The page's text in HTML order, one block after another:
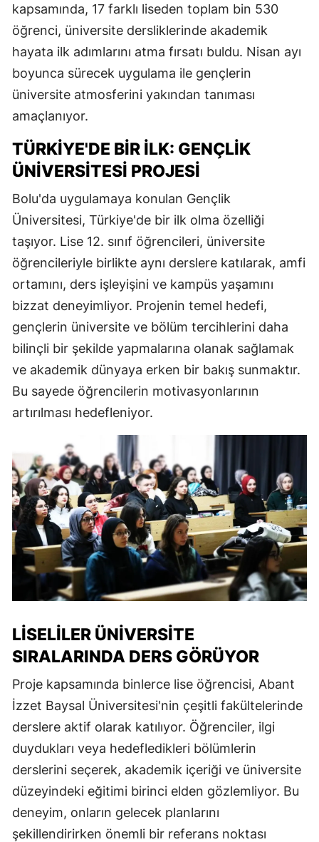
kapsamında, 17 farklı liseden toplam bin 530
öğrenci, üniversite dersliklerinde akademik
hayata ilk adımlarını atma fırsatı buldu. Nisan ayı
boyunca sürecek uygulama ile gençlerin
üniversite atmosferini yakından tanıması
amaçlanıyor.
TÜRKIYE'DE BIR İLK: GENÇLIK
ÜNIVERSITESI PROJESI
Bolu'da uygulamaya konulan Gençlik
Üniversitesi, Türkiye'de bir ilk olma özelliği
taşıyor. Lise 12. sınıf öğrencileri, üniversite
öğrencileriyle birlikte aynı derslere katılarak, amfi
ortamını, ders işleyişini ve kampüs yaşamını
bizzat deneyimliyor. Projenin temel hedefi,
gençlerin üniversite ve bölüm tercihlerini daha
bilinçli bir şekilde yapmalarına olanak sağlamak
ve akademik dünyaya erken bir bakış sunmaktır.
Bu sayede öğrencilerin motivasyonlarının
artırılması hedefleniyor.
LISELILER ÜNIVERSITE
SIRALARINDA DERS GÖRÜYOR
Proje kapsamında binlerce lise öğrencisi, Abant
İzzet Baysal Üniversitesi'nin çeşitli fakültelerinde
derslere aktif olarak katılıyor. Öğrenciler, ilgi
duydukları veya hedefledikleri bölümlerin
derslerini seçerek, akademik içeriği ve üniversite
düzeyindeki eğitimi birinci elden gözlemliyor. Bu
deneyim, onların gelecek planlarını
şekillendirirken önemli bir referans noktası